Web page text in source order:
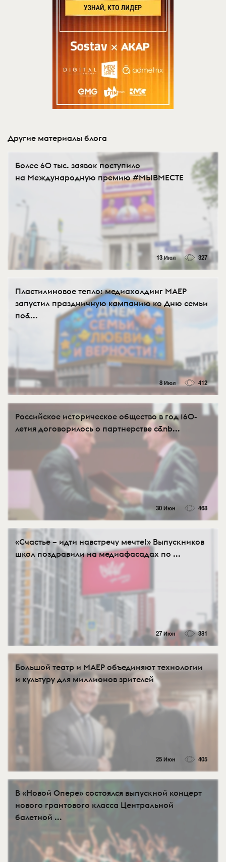
Другие материалы блога
Более 60 тыс. заявок поступило
на Международную премию #МЫВМЕСТЕ
13 Июл 327
Пластилиновое тепло: медиахолдинг МАЕР
запустил праздничную кампанию ко Дню семьи
по&...
8 Июл 412
Российское историческое общество в год 160-
летия договорилось о партнерстве с&nb...
30 Июн 468
«Счастье – идти навстречу мечте!» Выпускников
школ поздравили на медиафасадах по ...
27 Июн 381
Большой театр и МАЕР объединяют технологии
и культуру для миллионов зрителей
25 Июн 405
В «Новой Опере» состоялся выпускной концерт
нового грантового класса Центральной
балетной ...